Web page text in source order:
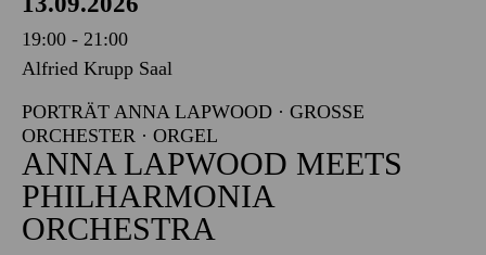
19:00 - 21:00
Alfried Krupp Saal
PORTRÄT ANNA LAPWOOD · GROSSE O
RCHESTER · ORGEL
ANNA LAPWOOD MEETS
PHILHARMONIA
ORCHESTRA